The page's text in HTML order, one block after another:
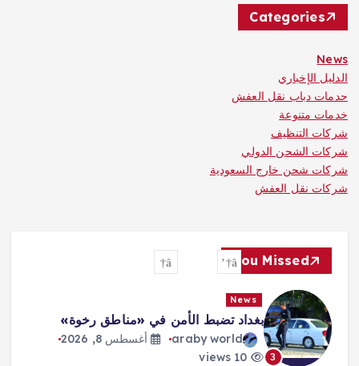
Categories
News
الدليل الإخباري
حدمات دباب نقل العفش
خدمات متنوعة
شركات التنظيف
شركات الشحن الدولي
شركات شحن خارج السعودية
شركات نقل العفش
You Missed
News
ترمب: الحرب ستنتهي و«هرمز» سيفتح
قريباً
araby world